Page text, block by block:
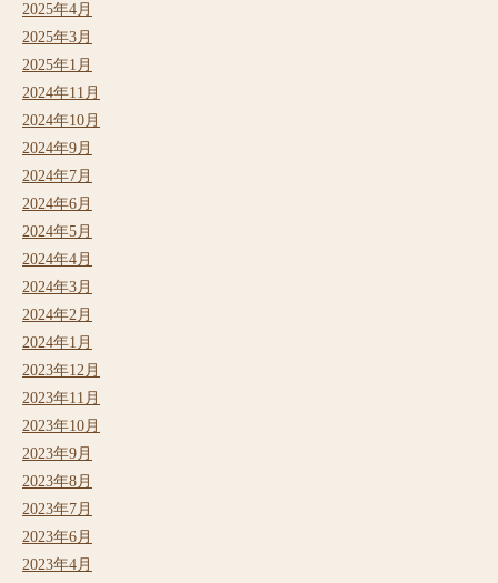
2025年4月
2025年3月
2025年1月
2024年11月
2024年10月
2024年9月
2024年7月
2024年6月
2024年5月
2024年4月
2024年3月
2024年2月
2024年1月
2023年12月
2023年11月
2023年10月
2023年9月
2023年8月
2023年7月
2023年6月
2023年4月